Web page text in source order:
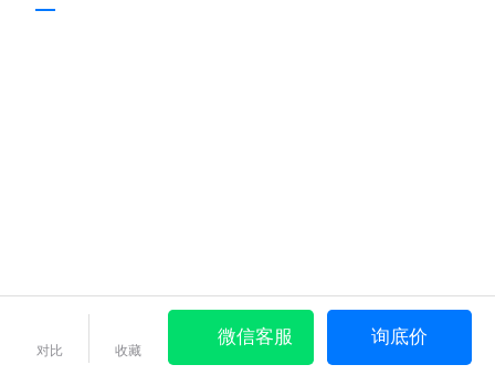
对比 收藏
微信客服 询底价